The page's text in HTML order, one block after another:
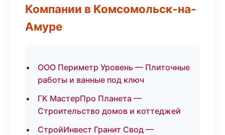
Компании в Комсомольск-на-
Амуре
ООО Периметр Уровень — Плиточные
работы и ванные под ключ
ГК МастерПро Планета —
Строительство домов и коттеджей
СтройИнвест Гранит Свод —